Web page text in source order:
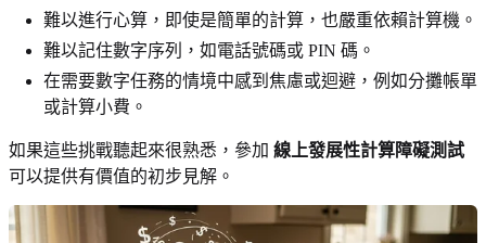
難以進行心算，即使是簡單的計算，也嚴重依賴計算機。
難以記住數字序列，如電話號碼或 PIN 碼。
在需要數字任務的情境中感到焦慮或迴避，例如分攤帳單
或計算小費。
如果這些挑戰聽起來很熟悉，參加 線上發展性計算障礙測試
可以提供有價值的初步見解。